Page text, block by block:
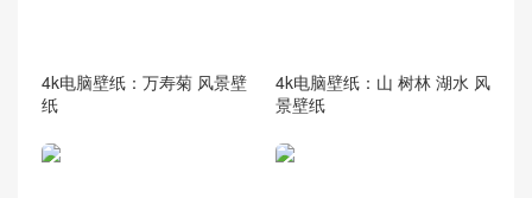
4k电脑壁纸：万寿菊 风景壁
纸
4k电脑壁纸：山 树林 湖水 风
景壁纸